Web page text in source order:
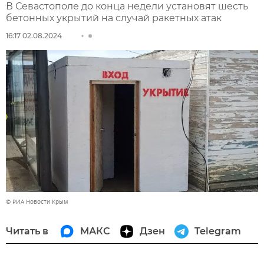
В Севастополе до конца недели установят шесть
бетонных укрытий на случай ракетных атак
16:17 02.08.2024
© РИА Новости Крым
Читать в МАКС Дзен Telegram